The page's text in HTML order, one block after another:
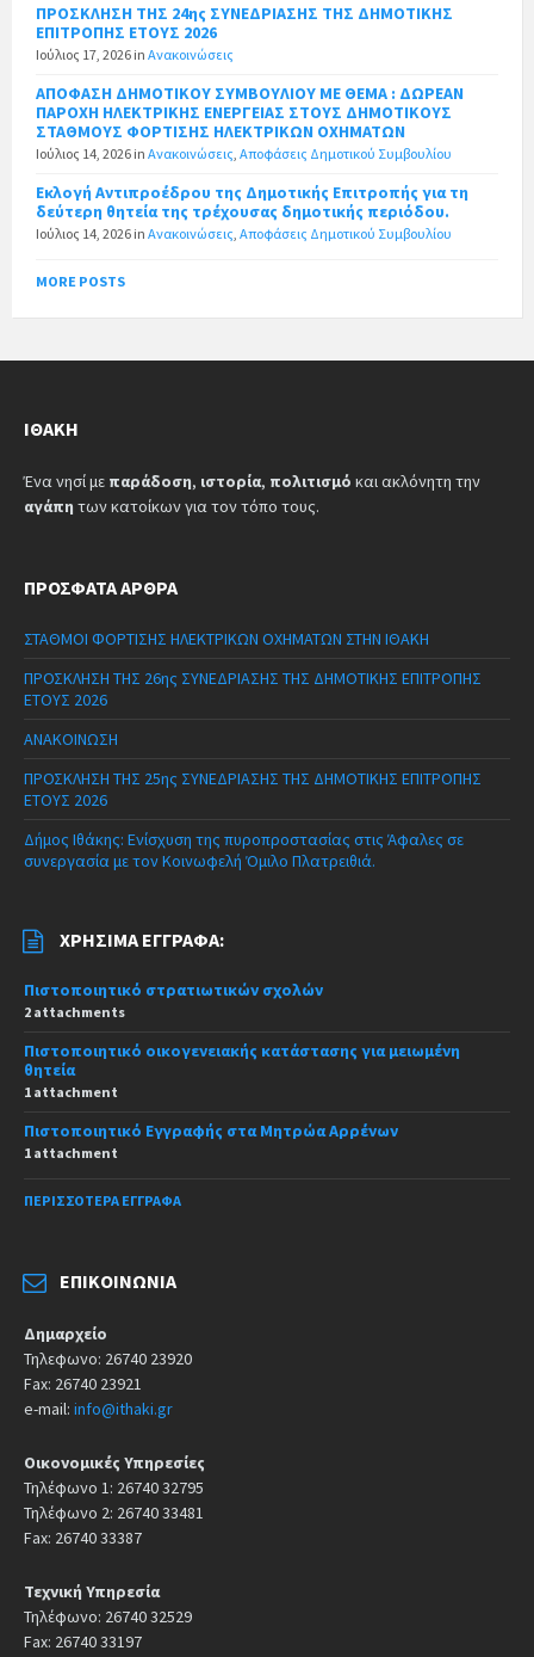
ΠΡΟΣΚΛΗΣΗ ΤΗΣ 24ης ΣΥΝΕΔΡΙΑΣΗΣ ΤΗΣ ΔΗΜΟΤΙΚΗΣ
ΕΠΙΤΡΟΠΗΣ ΕΤΟΥΣ 2026
Ιούλιος 17, 2026 in Ανακοινώσεις
ΑΠΟΦΑΣΗ ΔΗΜΟΤΙΚΟΥ ΣΥΜΒΟΥΛΙΟΥ ΜΕ ΘΕΜΑ : ΔΩΡΕΑΝ
ΠΑΡΟΧΗ ΗΛΕΚΤΡΙΚΗΣ ΕΝΕΡΓΕΙΑΣ ΣΤΟΥΣ ΔΗΜΟΤΙΚΟΥΣ
ΣΤΑΘΜΟΥΣ ΦΟΡΤΙΣΗΣ ΗΛΕΚΤΡΙΚΩΝ ΟΧΗΜΑΤΩΝ
Ιούλιος 14, 2026 in Ανακοινώσεις Αποφάσεις Δημοτικού Συμβουλίου
Εκλογή Αντιπροέδρου της Δημοτικής Επιτροπής για τη
δεύτερη θητεία της τρέχουσας δημοτικής περιόδου.
Ιούλιος 14, 2026 in Ανακοινώσεις Αποφάσεις Δημοτικού Συμβουλίου
MORE POSTS
ΙΘΆΚΗ
Ένα νησί με παράδοση, ιστορία, πολιτισμό και ακλόνητη την
αγάπη των κατοίκων για τον τόπο τους.
ΠΡΌΣΦΑΤΑ ΆΡΘΡΑ
ΣΤΑΘΜΟΙ ΦΟΡΤΙΣΗΣ ΗΛΕΚΤΡΙΚΩΝ ΟΧΗΜΑΤΩΝ ΣΤΗΝ ΙΘΑΚΗ
ΠΡΟΣΚΛΗΣΗ ΤΗΣ 26ης ΣΥΝΕΔΡΙΑΣΗΣ ΤΗΣ ΔΗΜΟΤΙΚΗΣ ΕΠΙΤΡΟΠΗΣ
ΕΤΟΥΣ 2026
ΑΝΑΚΟΙΝΩΣΗ
ΠΡΟΣΚΛΗΣΗ ΤΗΣ 25ης ΣΥΝΕΔΡΙΑΣΗΣ ΤΗΣ ΔΗΜΟΤΙΚΗΣ ΕΠΙΤΡΟΠΗΣ
ΕΤΟΥΣ 2026
Δήμος Ιθάκης: Ενίσχυση της πυροπροστασίας στις Άφαλες σε
συνεργασία με τον Κοινωφελή Όμιλο Πλατρειθιά.
ΧΡΉΣΙΜΑ ΈΓΓΡΑΦΑ:
Πιστοποιητικό στρατιωτικών σχολών
2 attachments
Πιστοποιητικό οικογενειακής κατάστασης για μειωμένη
θητεία
1 attachment
Πιστοποιητικό Εγγραφής στα Μητρώα Αρρένων
1 attachment
ΠΕΡΙΣΣΌΤΕΡΑ ΈΓΓΡΑΦΑ
ΕΠΙΚΟΙΝΩΝΊΑ
Δημαρχείο
Τηλεφωνο: 26740 23920
Fax: 26740 23921
e-mail: info@ithaki.gr
Οικονομικές Υπηρεσίες
Τηλέφωνο 1: 26740 32795
Τηλέφωνο 2: 26740 33481
Fax: 26740 33387
Τεχνική Υπηρεσία
Τηλέφωνο: 26740 32529
Fax: 26740 33197